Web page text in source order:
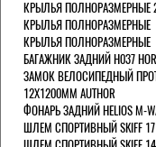
КРЫЛЬЯ ПОЛНОРАЗМЕРНЫЕ
КРЫЛЬЯ ПОЛНОРАЗМЕРНЫЕ
КРЫЛЬЯ ПОЛНОРАЗМЕРНЫЕ
БАГАЖНИК ЗАДНИЙ H037
ЗАМОК ВЕЛОСИПЕДНЫЙ
12Х1200ММ AUTHOR
ФОНАРЬ ЗАДНИЙ HELIOS M-
ШЛЕМ СПОРТИВНЫЙ SKIFF